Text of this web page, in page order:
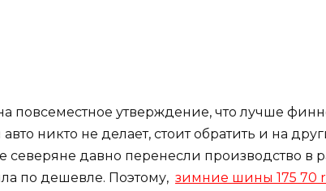
повсеместное утверждение, что лучше
никто не делает, стоит обратить и на
северяне давно перенесли производство в
по дешевле. Поэтому, зимние шины 175 70